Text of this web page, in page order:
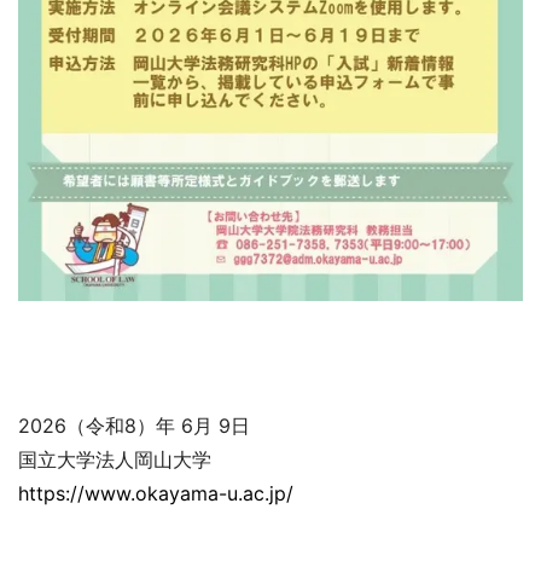
2026（令和8）年 6月 9日
国立大学法人岡山大学
https://www.okayama-u.ac.jp/